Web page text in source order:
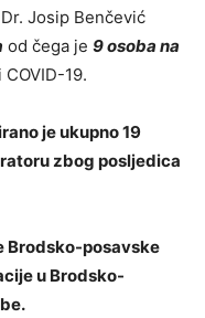
Josip Benčević
od čega je 9 osoba na
19.
je ukupno 19
zbog posljedica
Brodsko-posavske
u Brodsko-